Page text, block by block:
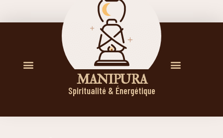
M A N I P U R A
Spiritualité & Énergétique